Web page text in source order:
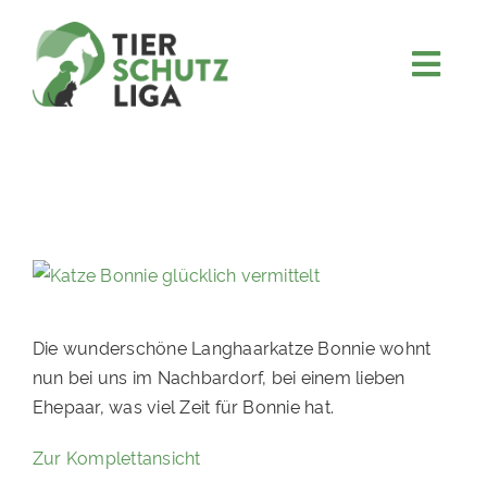
content
FÖRDERN & VERERBEN
KOOPERATIONEN
4KIDS
TIERHEIME
Die wunderschöne Langhaarkatze Bonnie wohnt
nun bei uns im Nachbardorf, bei einem lieben
Ehepaar, was viel Zeit für Bonnie hat.
Zur Komplettansicht